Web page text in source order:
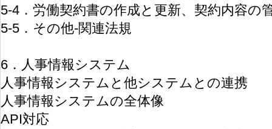
5-4．労働契約書の作成と更新、契約内容の
5-5．その他-関連法規
6．人事情報システム
人事情報システムと他システムとの連携
人事情報システムの全体像
API対応